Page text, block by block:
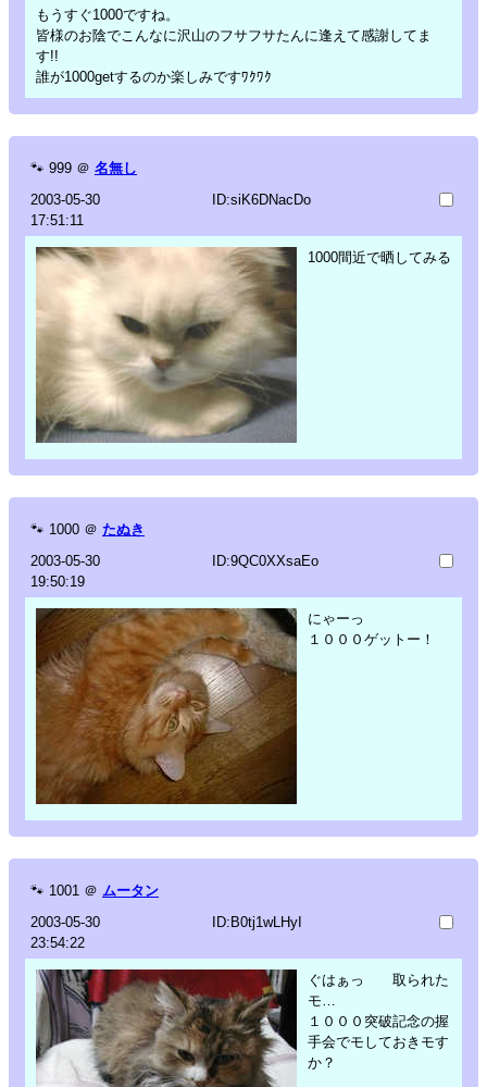
もうすぐ1000ですね。
皆様のお陰でこんなに沢山のフサフサたんに逢えて感謝してま
す!!
誰が1000getするのか楽しみですﾜｸﾜｸ
🐾 999 ＠ 名無し
2003-05-30
17:51:11
ID:siK6DNacDo
1000間近で晒してみる
🐾 1000 ＠ たぬき
2003-05-30
19:50:19
ID:9QC0XXsaEo
にゃーっ
１０００ゲットー！
🐾 1001 ＠ ムータン
2003-05-30
23:54:22
ID:B0tj1wLHyI
ぐはぁっ 取られた
モ…
１０００突破記念の握
手会でモしておきモす
か？